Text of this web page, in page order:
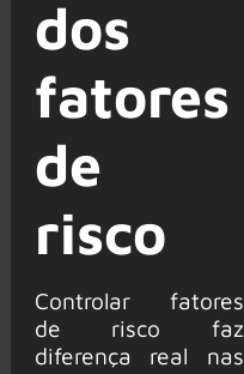
dos
fatores
de
risco
Controlar fatores
de risco faz
diferença real nas